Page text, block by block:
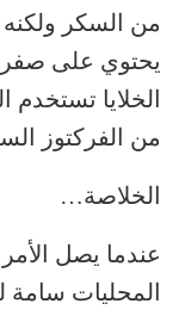
من السكر
يحتوي على صفر
الخلايا
من الفركتوز
الخلاصة…
عندما يصل
المحليات